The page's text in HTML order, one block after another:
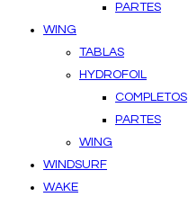
PARTES
WING
TABLAS
HYDROFOIL
COMPLETOS
PARTES
WING
WINDSURF
WAKE